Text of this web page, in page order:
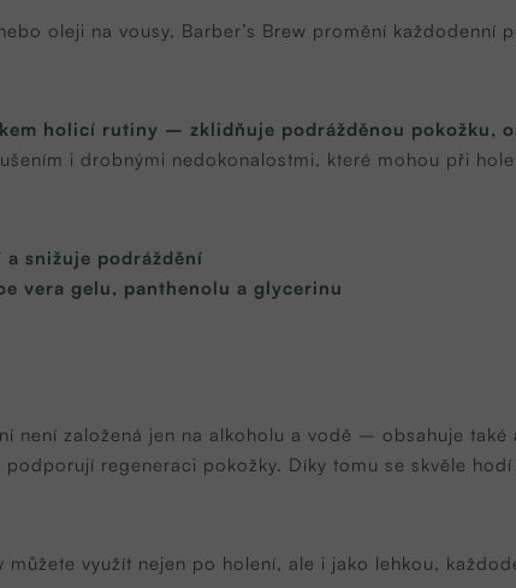
oleji na vousy, Barber’s Brew promění každodenní
holicí rutiny – zklidňuje podrážděnou pokožku,
i drobnými nedokonalostmi, které mohou při
snižuje podráždění
vera gelu, panthenolu a glycerinu
není založená jen na alkoholu a vodě – obsahuje také
podporují regeneraci pokožky. Díky tomu se skvěle
můžete využít nejen po holení, ale i jako lehkou,